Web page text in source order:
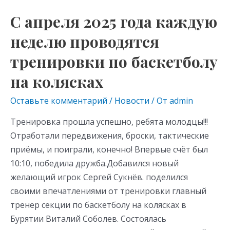
С апреля 2025 года каждую
неделю проводятся
тренировки по баскетболу
на колясках
Оставьте комментарий / Новости / От admin
Тренировка прошла успешно, ребята молодцы!!!
Отработали передвижения, броски, тактические
приёмы, и поиграли, конечно! Впервые счёт был
10:10, победила дружба.Добавился новый
желающий игрок Сергей Сукнёв. поделился
своими впечатлениями от тренировки главный
тренер секции по баскетболу на колясках в
Бурятии Виталий Соболев. Состоялась
баскетболу
на
колясках